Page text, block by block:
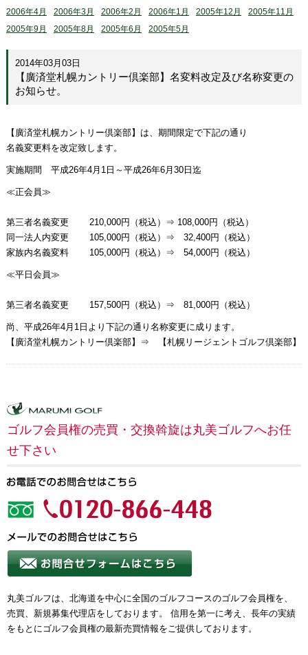
2006年4月
2006年3月 2006年2月 2006年1月 2005年12月
2005年11月
2005年9月
2005年8月 2005年6月 2005年5月
2014年03月03日
【廣済堂札幌カントリー倶楽部】名変料改定及び名称変更の
お知らせ。
【廣済堂札幌カントリー倶楽部】は、期間限定で下記の通り
名義変更料を改定致します。
実施期間 平成26年4月1日～平成26年6月30日迄
≪正会員≫
第三者名義変更 210,000円（税込）⇒ 108,000円（税込）
同一法人内変更 105,000円（税込）⇒ 32,400円（税込）
家族内名義変料 105,000円（税込）⇒ 54,000円（税込）
≪平日会員≫
第三者名義変更 157,500円（税込）⇒ 81,000円（税込）
尚、平成26年4月1日より下記の通り名称変更に成ります。
【廣済堂札幌カントリー倶楽部】⇒ 【札幌リージェントゴルフ倶楽部】
ゴルフ会員権の売買・交換斡旋は丸美ゴルフへお任
せ下さい
丸美ゴルフは、北海道を中心に全国のゴルフコースのゴルフ会員権を、
売買、新規募集代理店をしております。 信用を第一に考え、長年の実績
をもとにゴルフ会員権の最新売買情報をご提供しております。